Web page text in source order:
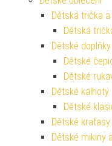
Dětská trička
Dětská
Dětské doplňky
Dětské
Dětské
Dětské kalhoty
Dětské
Dětské
Dětské mikiny